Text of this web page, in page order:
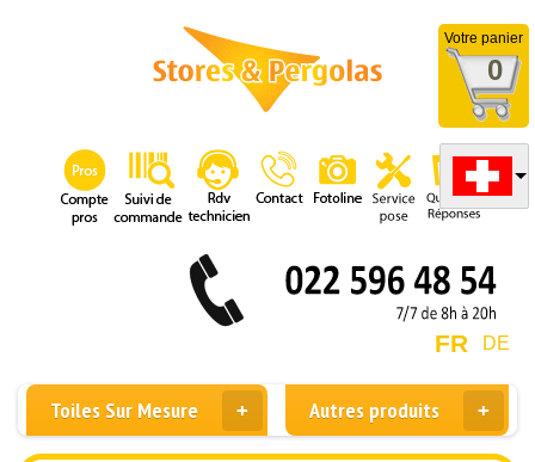
Votre panier
0
DE
FR
Toiles Sur Mesure Autres produits